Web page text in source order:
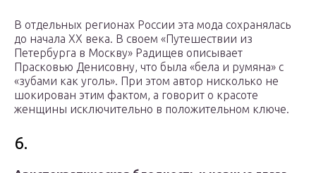
В отдельных регионах России эта мода сохранялась
до начала XX века. В своем «Путешествии из
Петербурга в Москву» Радищев описывает
Прасковью Денисовну, что была «бела и румяна» с
«зубами как уголь». При этом автор нисколько не
шокирован этим фактом, а говорит о красоте
женщины исключительно в положительном ключе.
6.